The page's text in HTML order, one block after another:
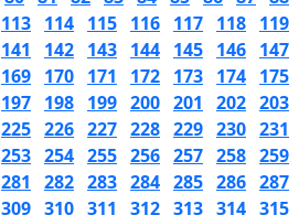
113 114 115 116 117 118 119
141 142 143 144 145 146 147
169 170 171 172 173 174 175
197 198 199 200 201 202 203
225 226 227 228 229 230 231
253 254 255 256 257 258 259
281 282 283 284 285 286 287
309 310 311 312 313 314 315